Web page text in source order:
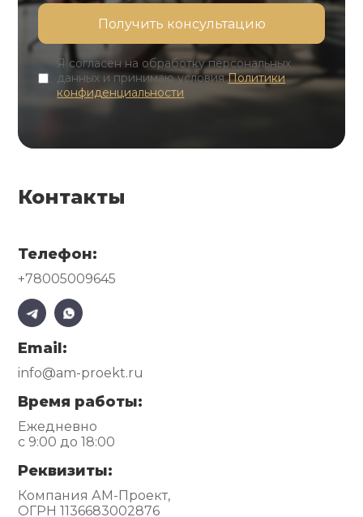
Я согласен на обработку персональных
данных и принимаю условияПолитики
конфиденциальности
Контакты
Телефон:
+78005009645
Email:
info@am-proekt.ru
Время работы:
Ежедневно
с 9:00 до 18:00
Реквизиты:
Компания АМ-Проект,
ОГРН 1136683002876